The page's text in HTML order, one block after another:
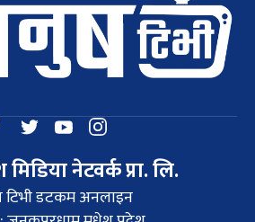
नेटवर्क प्रा. लि.
डटकम अनलाइन